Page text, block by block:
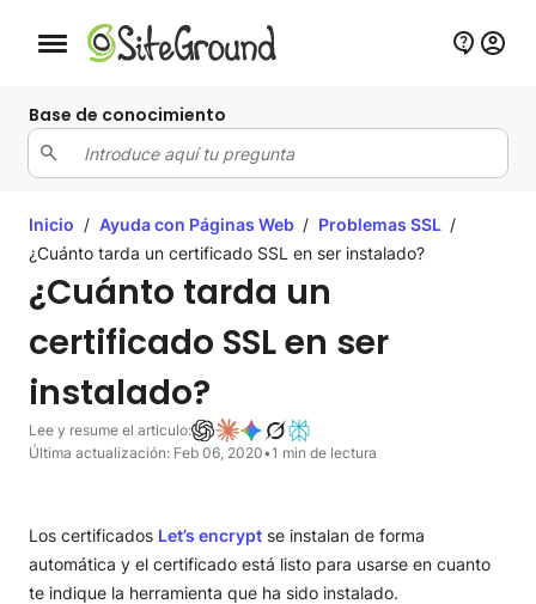
Botón de navegación móvil
Base de conocimiento
Inicio / Ayuda con Páginas Web / Problemas SSL /
¿Cuánto tarda un certificado SSL en ser instalado?
¿Cuánto tarda un
certificado SSL en ser
instalado?
Lee y resume el articulo:
Última actualización: Feb 06, 2020•1 min de lectura
Los certificados Let’s encrypt se instalan de forma
automática y el certificado está listo para usarse en cuanto
te indique la herramienta que ha sido instalado.